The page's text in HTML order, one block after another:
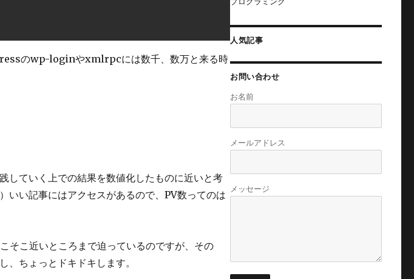
のwp-loginやxmlrpcには数千、数万と来る時
していく上での結果を数値化したものに近いと考
いい記事にはアクセスがあるので、PV数ってのは
そこ近いところまで迫っているのですが、その
ちょっとドキドキします。
人気記事
お問い合わせ
お名前
メールアドレス
メッセージ